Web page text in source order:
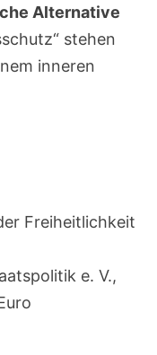
Alternative
stehen
inneren
Freiheitlichkeit
e. V.,